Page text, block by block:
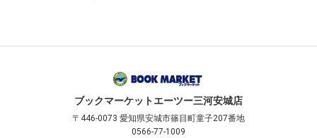
ブックマーケットエーツー三河安城店
〒446-0073 愛知県安城市篠目町童子207番地
0566-77-1009